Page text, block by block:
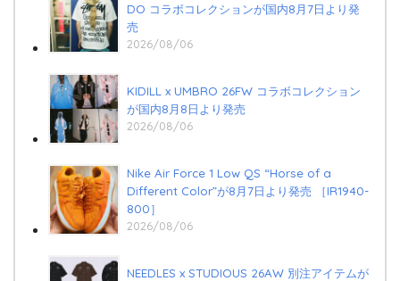
DO コラボコレクションが国内8月7日より発
売
2026/08/06
KIDILL x UMBRO 26FW コラボコレクション
が国内8月8日より発売
2026/08/06
Nike Air Force 1 Low QS “Horse of a
Different Color”が8月7日より発売 ［IR1940-
800］
2026/08/06
NEEDLES x STUDIOUS 26AW 別注アイテムが